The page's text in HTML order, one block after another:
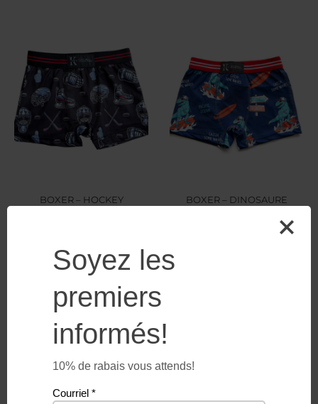
BOXER – HOCKEY
BOXER – DINOSAURE
Soyez les
premiers
informés!
10% de rabais vous attends!
Courriel *